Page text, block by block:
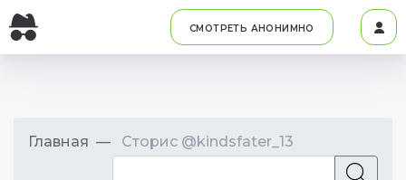
СМОТРЕТЬ АНОНИМНО
Главная Сторис @kindsfater_13